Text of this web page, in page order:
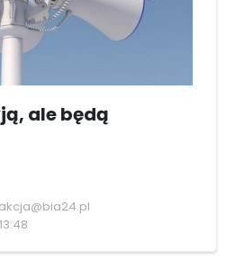
ale będą